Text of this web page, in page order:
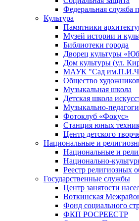
Федеральная служба
Культура
Памятники
Музей истории и
Библиотеки города
Дворец культуры
Дом культуры (ул.
МАУК "Сад
Общество художников
Музыкальная школа
Детская школа
Музыкально-
Фотоклуб «Фокус»
Станция юных
Центр детского
Национальные и
Национальные и
Национально-
Реестр религиозных
Государственные службы
Центр занятости
Воткинская
Фонд социального
ФКП РОСРЕЕСТР